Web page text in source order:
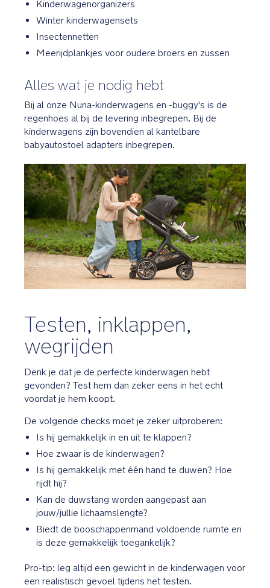
Kinderwagenorganizers
Winter kinderwagensets
Insectennetten
Meerijdplankjes voor oudere broers en zussen
Alles wat je nodig hebt
Bij al onze Nuna-kinderwagens en -buggy's is de
regenhoes al bij de levering inbegrepen. Bij de
kinderwagens zijn bovendien al kantelbare
babyautostoel adapters inbegrepen.
Testen, inklappen,
wegrijden
Denk je dat je de perfecte kinderwagen hebt
gevonden? Test hem dan zeker eens in het echt
voordat je hem koopt.
De volgende checks moet je zeker uitproberen:
Is hij gemakkelijk in en uit te klappen?
Hoe zwaar is de kinderwagen?
Is hij gemakkelijk met één hand te duwen? Hoe
rijdt hij?
Kan de duwstang worden aangepast aan
jouw/jullie lichaamslengte?
Biedt de booschappenmand voldoende ruimte en
is deze gemakkelijk toegankelijk?
Pro-tip: leg altijd een gewicht in de kinderwagen voor
een realistisch gevoel tijdens het testen.